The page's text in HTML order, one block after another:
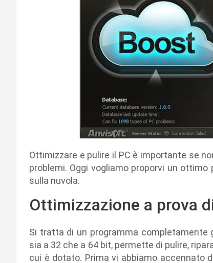
Ottimizzare e pulire il PC è importante se
problemi. Oggi vogliamo proporvi un
sulla nuvola.
Ottimizzazione a prova
Si tratta di un programma
sia a 32 che a 64 bit, permette di pulire,
cui è dotato. Prima vi abbiamo accennato